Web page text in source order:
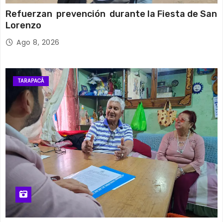
Refuerzan prevención durante la Fiesta de San
Lorenzo
Ago 8, 2026
TARAPACÁ